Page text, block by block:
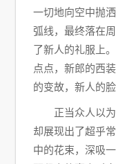
一切地向空中抛
弧线，最终落在
了新人的礼服上
点点，新郎的西
的变故，新人的
正当众人以
却展现出了超乎
中的花束，深吸